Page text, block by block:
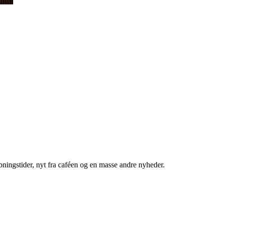
nyt fra caféen og en masse andre nyheder.